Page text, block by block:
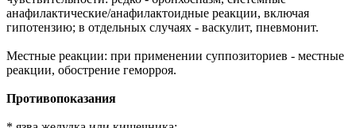
анафилактические/анафилактоидные реакции, включая
гипотензию; в отдельных случаях - васкулит, пневмонит.
Местные реакции: при применении суппозиториев - местные
реакции, обострение геморроя.
Противопоказания